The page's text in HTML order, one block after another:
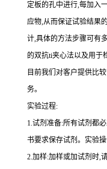
定板的孔中进行,每加入
应物,从而保证试验结果
计,具体的方法步骤可有
的双抗ti夹心法以及用于
目前我们对客户提供比
务。
实验过程:
1.试剂准备:所有试剂都
书要求保存试剂。实验
2.加样:加样或加试剂时,